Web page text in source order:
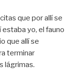
que por allí se
estaba yo, el fauno
que allí se
terminar
lágrimas.